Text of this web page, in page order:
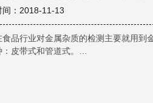
间：2018-11-13
食品行业对金属杂质的检测主要就用到
：皮带式和管道式。…